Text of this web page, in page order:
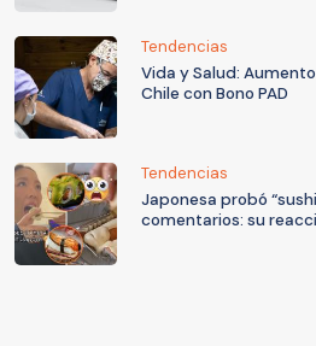
Tendencias
Vida y Salud:
Chile con Bono PAD
Tendencias
Japonesa probó
comentarios: su